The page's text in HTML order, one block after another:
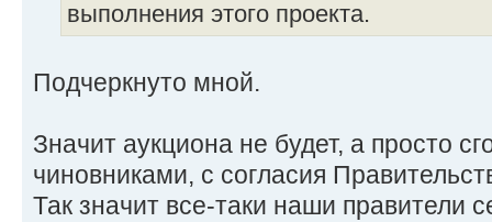
выполнения этого проекта.
Подчеркнуто мной.
Значит аукциона не будет, а просто
чиновниками, с согласия
Так значит все-таки наши правители